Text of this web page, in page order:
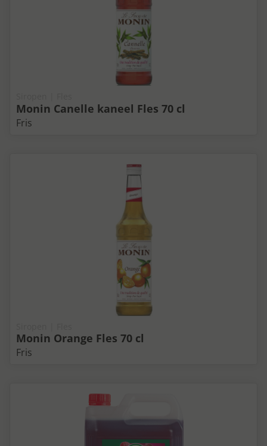
Monin Canelle kaneel Fles 70 cl
Fris
Monin Orange Fles 70 cl
Fris